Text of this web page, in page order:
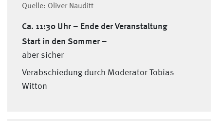
Quelle: Oliver Nauditt
Ca. 11:30 Uhr – Ende der Veranstaltung
Start in den Sommer –
aber sicher
Verabschiedung durch Moderator Tobias
Witton